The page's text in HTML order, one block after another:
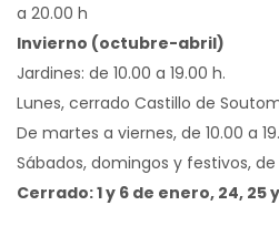
a 20.00 h
Invierno (octubre-abril)
Jardines: de 10.00 a 19.00 h.
Lunes, cerrado Castillo de
De martes a viernes, de 10.00 a
Sábados, domingos y festivos, de
Cerrado: 1 y 6 de enero, 24, 25